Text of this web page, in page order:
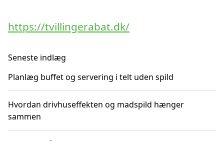
https://tvillingerabat.dk/
Seneste indlæg
Planlæg buffet og servering i telt uden spild
Hvordan drivhuseffekten og madspild hænger
sammen